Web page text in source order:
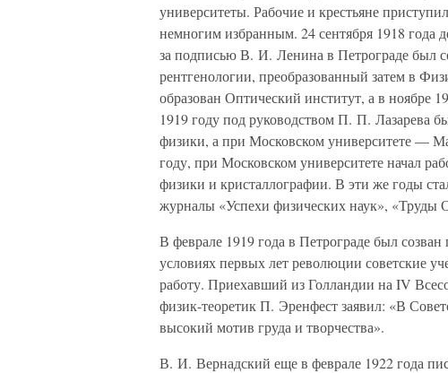
университеты. Рабочие и крестьяне
немногим избранным. 24 сентября 1918
за подписью В. И. Ленина в Петрограде был
рентгенологии, преобразованный затем в
образован Оптический институт, а в ноябре
1919 году под руководством П. П. Лазарева
физики, а при Московском университете —
году, при Московском университете начал
физики и кристаллографии. В эти же годы
журналы «Успехи физических наук», «Труды
В феврале 1919 года в Петрограде был
условиях первых лет революции советские
работу. Приехавший из Голландии на IV
физик-теоретик П. Эренфест заявил: «В
высокий мотив груда и творчества».
В. И. Вернадский еще в феврале 1922 года